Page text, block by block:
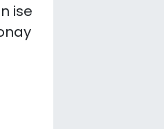
ise